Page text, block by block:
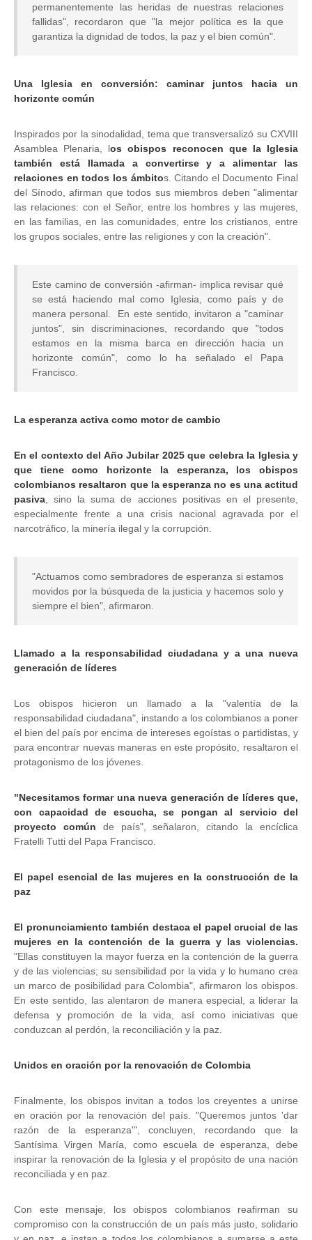
permanentemente las heridas de nuestras relaciones
fallidas", recordaron que "la mejor política es la que
garantiza la dignidad de todos, la paz y el bien común".
Una Iglesia en conversión: caminar juntos hacia un
horizonte común
Inspirados por la sinodalidad, tema que transversalizó su CXVIII
Asamblea Plenaria, los obispos reconocen que la Iglesia
también está llamada a convertirse y a alimentar las
relaciones en todos los ámbitos. Citando el Documento Final
del Sínodo, afirman que todos sus miembros deben "alimentar
las relaciones: con el Señor, entre los hombres y las mujeres,
en las familias, en las comunidades, entre los cristianos, entre
los grupos sociales, entre las religiones y con la creación".
Este camino de conversión -afirman- implica revisar qué
se está haciendo mal como Iglesia, como país y de
manera personal.
En este sentido, invitaron a "caminar
juntos", sin discriminaciones, recordando que "todos
estamos en la misma barca en dirección hacia un
horizonte común", como lo ha señalado el Papa
Francisco.
La esperanza activa como motor de cambio
En el contexto del Año Jubilar 2025 que celebra la Iglesia y
que tiene como horizonte la esperanza, los obispos
colombianos resaltaron que la esperanza no es una actitud
pasiva , sino la suma de acciones positivas en el presente,
especialmente frente a una crisis nacional agravada por el
narcotráfico, la minería ilegal y la corrupción.
"Actuamos como sembradores de esperanza si estamos
movidos por la búsqueda de la justicia y hacemos solo y
siempre el bien", afirmaron.
Llamado a la responsabilidad ciudadana y a una nueva
generación de líderes
Los obispos hicieron un llamado a la "valentía de la
responsabilidad ciudadana", instando a los colombianos a poner
el bien del país por encima de intereses egoístas o partidistas, y
para encontrar nuevas maneras en este propósito, resaltaron el
protagonismo de los jóvenes.
"Necesitamos formar una nueva generación de líderes que,
con capacidad de escucha, se pongan al servicio del
proyecto común de país", señalaron, citando la encíclica
Fratelli Tutti del Papa Francisco.
El papel esencial de las mujeres en la construcción de la
paz
El pronunciamiento también destaca el papel crucial de las
mujeres en la contención de la guerra y las violencias.
"Ellas constituyen la mayor fuerza en la contención de la guerra
y de las violencias; su sensibilidad por la vida y lo humano crea
un marco de posibilidad para Colombia", afirmaron los obispos.
En este sentido, las alentaron de manera especial, a liderar la
defensa y promoción de la vida, así como iniciativas que
conduzcan al perdón, la reconciliación y la paz.
Unidos en oración por la renovación de Colombia
Finalmente, los obispos invitan a todos los creyentes a unirse
en oración por la renovación del país. "Queremos juntos 'dar
razón de la esperanza'", concluyen, recordando que la
Santísima Virgen María, como escuela de esperanza, debe
inspirar la renovación de la Iglesia y el propósito de una nación
reconciliada y en paz.
Con este mensaje, los obispos colombianos reafirman su
compromiso con la construcción de un país más justo, solidario